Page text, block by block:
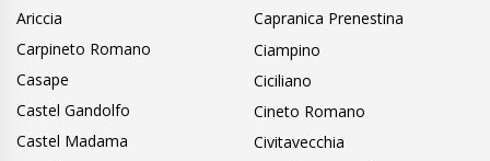
Ariccia
Capranica Prenestina
Carpineto Romano
Casape
Castel Gandolfo
Castel Madama
Ciampino
Ciciliano
Cineto Romano
Civitavecchia